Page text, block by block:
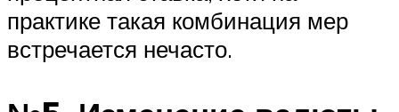
практике такая комбинация мер
встречается нечасто.